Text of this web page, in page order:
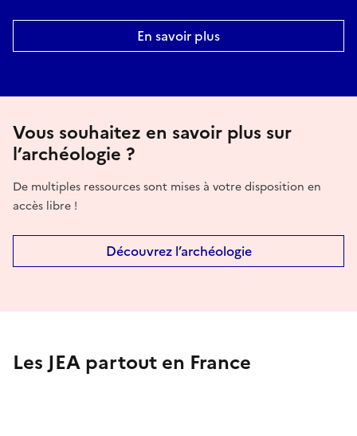
En savoir plus
Vous souhaitez en savoir plus sur
l’archéologie ?
De multiples ressources sont mises à votre disposition en
accès libre !
Découvrez l’archéologie
Les JEA partout en France